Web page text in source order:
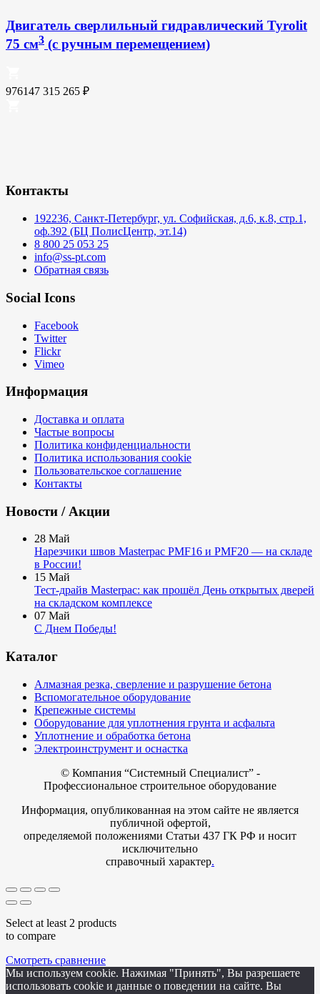
Двигатель сверлильный гидравлический Tyrolit
75 см3 (с ручным перемещением)
976147 315 265 ₽
Контакты
192236, Санкт-Петербург, ул. Софийская, д.6, к.8, стр.1,
оф.392 (БЦ ПолисЦентр, эт.14)
8 800 25 053 25
info@ss-pt.com
Обратная связь
Social Icons
Facebook
Twitter
Flickr
Vimeo
Информация
Доставка и оплата
Частые вопросы
Политика конфиденциальности
Политика использования cookie
Пользовательское соглашение
Контакты
Новости / Акции
28 Май
Нарезчики швов Masterpac PMF16 и PMF20 — на складе
в России!
15 Май
Тест-драйв Masterpac: как прошёл День открытых дверей
на складском комплексе
07 Май
С Днем Победы!
Каталог
Алмазная резка, сверление и разрушение бетона
Вспомогательное оборудование
Крепежные системы
Оборудование для уплотнения грунта и асфальта
Уплотнение и обработка бетона
Электроинструмент и оснастка
© Компания “Системный Специалист” -
Профессиональное строительное оборудование
Информация, опубликованная на этом сайте не является
публичной офертой,
определяемой положениями Статьи 437 ГК РФ и носит
исключительно
справочный характер.
Select at least 2 products
to compare
Смотреть сравнение
Мы используем cookie. Нажимая "Принять", Вы разрешаете
использовать cookie и данные о поведении на сайте. Вы